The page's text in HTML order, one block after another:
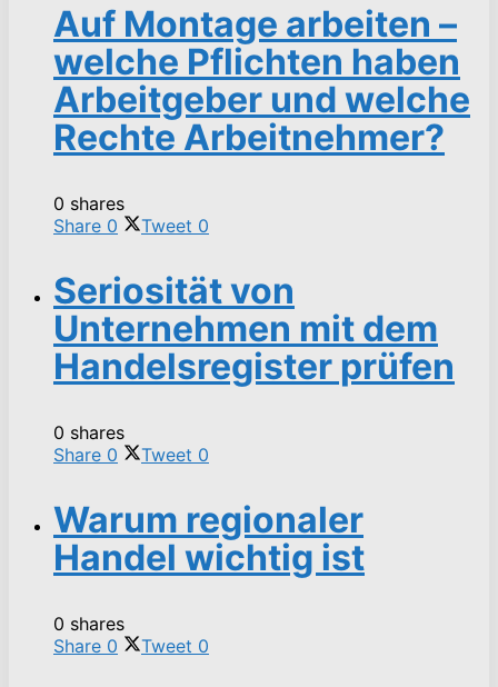
Auf Montage arbeiten –
welche Pflichten haben
Arbeitgeber und welche
Rechte Arbeitnehmer?
0 shares
Share 0 Tweet 0
Seriosität von
Unternehmen mit dem
Handelsregister prüfen
0 shares
Share 0 Tweet 0
Warum regionaler
Handel wichtig ist
0 shares
Share 0 Tweet 0